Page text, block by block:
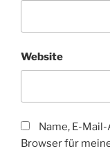
Website
Name, E-
Browser für